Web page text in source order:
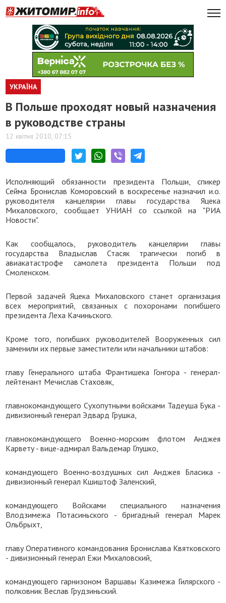
УКРАЇНА
В Польше проходят новый назначения
в руководстве страны
12 квітня 2010, 07:15
Исполняющий обязанности президента Польши, спикер
Сейма Бронислав Коморовский в воскресенье назначил и.о.
руководителя канцелярии главы государства Яцека
Михаловского, сообщает УНИАН со ссылкой на "РИА
Новости".
Как сообщалось, руководитель канцелярии главы
государства Владыслав Стасяк трагически погиб в
авиакатастрофе самолета президента Польши под
Смоленском.
Первой задачей Яцека Михаловского станет организация
всех мероприятий, связанных с похоронами погибшего
президента Леха Качиньского.
Кроме того, погибших руководителей Вооруженных сил
заменили их первые заместители или начальники штабов:
главу Генерального штаба Франтишека Гонгора - генерал-
лейтенант Мечислав Стаховяк,
главнокомандующего Сухопутными войсками Тадеуша Бука -
дивизионный генерал Эдвард Грушка,
главнокомандующего Военно-морским флотом Анджея
Карвету - вице-адмирал Вальдемар Глушко,
командующего Военно-воздушных сил Анджея Бласика -
дивизионный генерал Кшиштоф Заленский,
командующего Войсками специального назначения
Влодзимежа Потасиньского - бригадный генерал Марек
Ольбрыхт,
главу Оперативного командования Бронислава Квятковского
- дивизионный генерал Ежи Михаловский,
командующего гарнизоном Варшавы Казимежа Гилярского -
полковник Веслав Грудзиньский.